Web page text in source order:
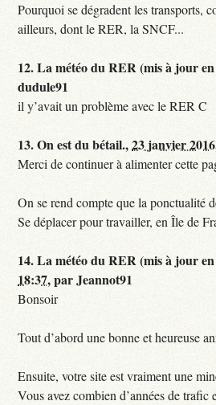
Pourquoi se dégradent les transports,
ailleurs, dont le RER, la SNCF...
12.La météo du RER (mis à jour
dudule91
il y’avait un problème avec le RER C
13.On est du bétail.,23 janvier
Merci de continuer à alimenter cette
On se rend compte que la ponctualité
Se déplacer pour travailler, en Île de
14.La météo du RER (mis à jour
18:37,parJeannot91
Bonsoir
Tout d’abord une bonne et heureuse
Ensuite, votre site est vraiment une
Vous avez combien d’années de